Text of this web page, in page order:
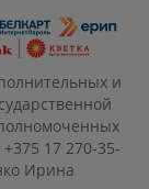
и
17 270-35-
Ирина